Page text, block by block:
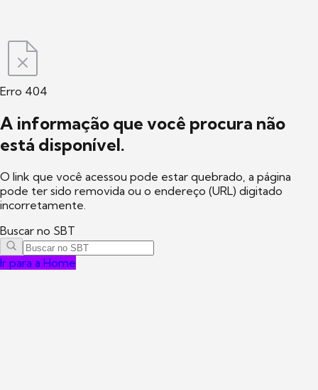
Erro 404
A informação que você procura não
está disponível.
O link que você acessou pode estar quebrado, a página
pode ter sido removida ou o endereço (URL) digitado
incorretamente.
Buscar no SBT
Ir para a Home